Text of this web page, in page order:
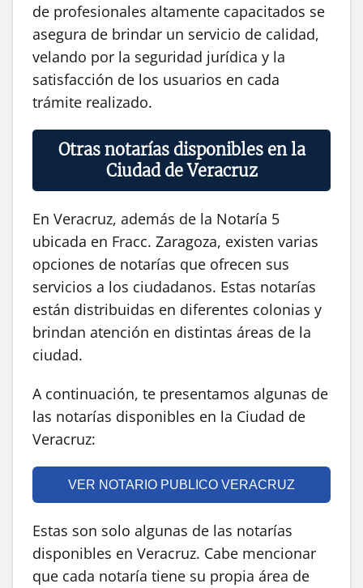
de profesionales altamente capacitados se
asegura de brindar un servicio de calidad,
velando por la seguridad jurídica y la
satisfacción de los usuarios en cada
trámite realizado.
Otras notarías disponibles en la
Ciudad de Veracruz
En Veracruz, además de la Notaría 5
ubicada en Fracc. Zaragoza, existen varias
opciones de notarías que ofrecen sus
servicios a los ciudadanos. Estas notarías
están distribuidas en diferentes colonias y
brindan atención en distintas áreas de la
ciudad.
A continuación, te presentamos algunas de
las notarías disponibles en la Ciudad de
Veracruz:
VER NOTARIO PUBLICO VERACRUZ
Estas son solo algunas de las notarías
disponibles en Veracruz. Cabe mencionar
que cada notaría tiene su propia área de